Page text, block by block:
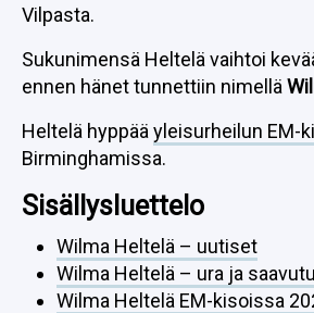
Vilpasta.
Sukunimensä Heltelä vaihtoi
ennen hänet tunnettiin nimellä
Heltelä hyppää yleisurheilun EM-
Birminghamissa.
Sisällysluettelo
Wilma Heltelä – uutiset
Wilma Heltelä – ura ja
Wilma Heltelä EM-kisoissa